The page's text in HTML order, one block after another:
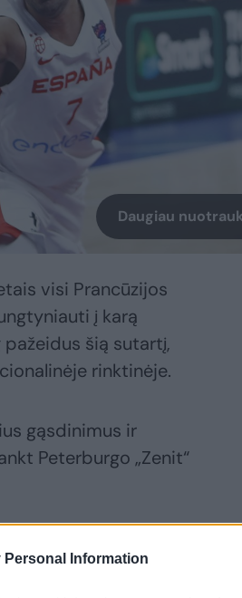
Personal Information
Daugiau
visi Prancūzijos
į karą
pažeidus šią sutartį,
rinktinėje.
gąsdinimus ir
Peterburgo „Zenit“
tai rungtyniavusiam
yra pašalinti iš